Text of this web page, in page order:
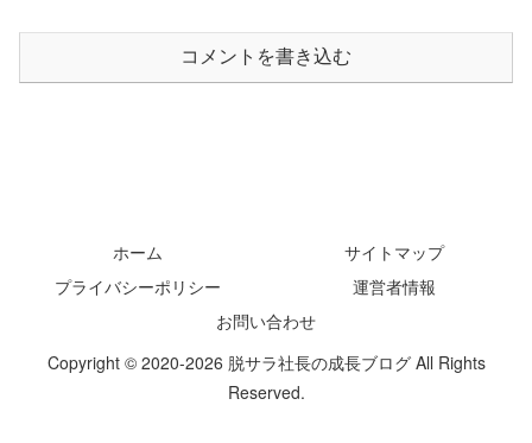
コメントを書き込む
ホーム
サイトマップ
プライバシーポリシー
運営者情報
お問い合わせ
Copyright © 2020-2026 脱サラ社長の成長ブログ All Rights
Reserved.